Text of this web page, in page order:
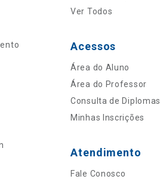
Ver Todos
Acessos
Área do Aluno
Área do Professor
Consulta de Diplomas
Minhas Inscrições
Atendimento
Fale Conosco